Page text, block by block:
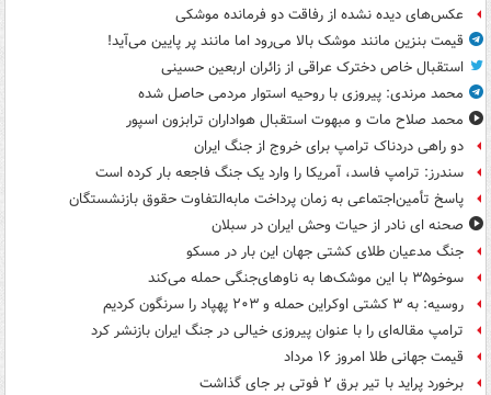
عکس‌های دیده نشده از رفاقت دو فرمانده‌ موشکی
قیمت بنزین مانند موشک بالا می‌رود اما مانند پر پایین می‌آید!
استقبال خاص دخترک عراقی از زائران اربعین حسینی
محمد مرندی: پیروزی با روحیه استوار مردمی حاصل شده
محمد صلاح مات و مبهوت استقبال هواداران ترابزون اسپور
دو راهی دردناک ترامپ برای خروج از جنگ ایران
سندرز: ترامپ فاسد، آمریکا را وارد یک جنگ فاجعه بار کرده است
پاسخ تأمین‌اجتماعی به زمان پرداخت مابه‌التفاوت حقوق بازنشستگان
صحنه ای نادر از حیات وحش ایران در سبلان
جنگ مدعیان طلای کشتی جهان این بار در مسکو
سوخو۳۵ با این موشک‌ها به ناوهای‌جنگی حمله می‌کند
روسیه: به ۳ کشتی اوکراین حمله و ۲۰۳ پهپاد را سرنگون کردیم
ترامپ مقاله‌ای را با عنوان پیروزی خیالی در جنگ ایران بازنشر کرد
قیمت جهانی طلا امروز ۱۶ مرداد
برخورد پراید با تیر برق ۲ فوتی بر جای گذاشت